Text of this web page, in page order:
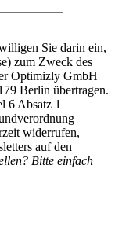
Sie darin ein,
zum Zweck des
Optimizly GmbH
Berlin übertragen.
6 Absatz 1
widerrufen,
auf den
Bitte einfach